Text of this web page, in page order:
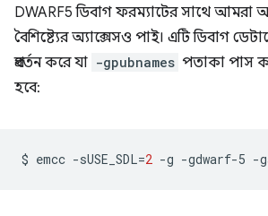
DWARF5 ডিবাগ ফরম্যাটের সাথে আমরা
বৈশিষ্ট্যের অ্যাক্সেসও পাই। এটি ডিবাগ
প্রবর্তন করে যা -gpubnames পতাকা পাস
হবে:
$ emcc -sUSE_SDL=2 -g -gdwarf-5 -